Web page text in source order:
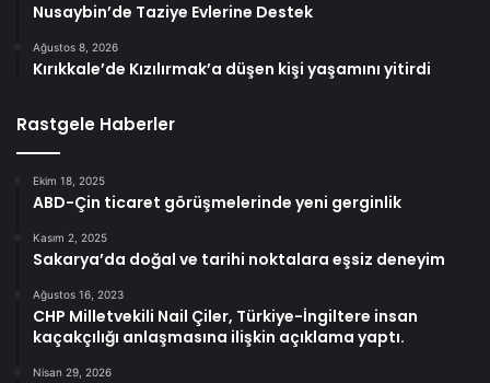
Nusaybin’de Taziye Evlerine Destek
Ağustos 8, 2026
Kırıkkale’de Kızılırmak’a düşen kişi yaşamını yitirdi
Rastgele Haberler
Ekim 18, 2025
ABD-Çin ticaret görüşmelerinde yeni gerginlik
Kasım 2, 2025
Sakarya’da doğal ve tarihi noktalara eşsiz deneyim
Ağustos 16, 2023
CHP Milletvekili Nail Çiler, Türkiye-İngiltere insan
kaçakçılığı anlaşmasına ilişkin açıklama yaptı.
Nisan 29, 2026